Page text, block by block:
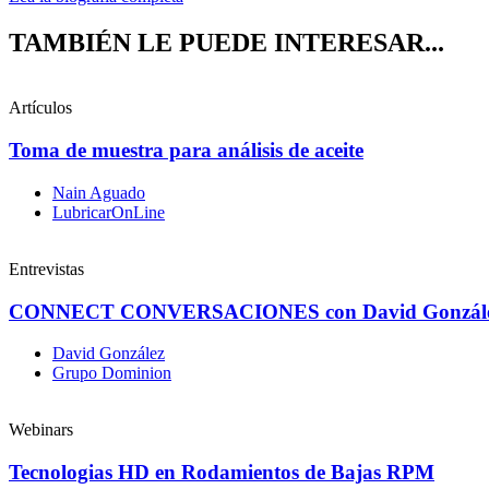
TAMBIÉN LE PUEDE INTERESAR...
Artículos
Toma de muestra para análisis de aceite
Nain Aguado
LubricarOnLine
Entrevistas
CONNECT CONVERSACIONES con David
David González
Grupo Dominion
Webinars
Tecnologias HD en Rodamientos de Bajas RPM